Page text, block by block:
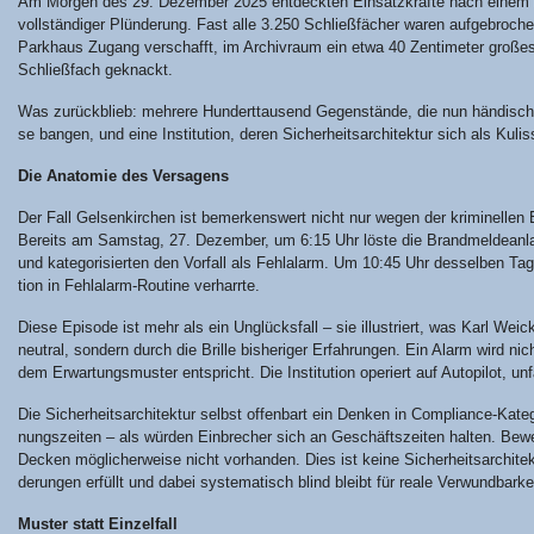
voll­stän­di­ger Plün­de­rung. Fast alle 3.250 Schließ­fä­cher waren
Park­haus Zugang ver­schafft, im Archiv­raum ein etwa 40 Zen­ti­me­ter
Schließ­fach geknackt.
Was zurück­blieb: meh­re­re Hun­dert­tau­send Gegen­stän­de, die nun
se ban­gen, und eine Insti­tu­ti­on, deren Sicher­heits­ar­chi­tek­tur sich als
Die Ana­to­mie des Versagens
Der Fall Gel­sen­kir­chen ist bemer­kens­wert nicht nur wegen der
Bereits am Sams­tag, 27. Dezem­ber, um 6:15 Uhr lös­te die
und kate­go­ri­sier­ten den Vor­fall als Fehl­alarm. Um 10:45 Uhr des­sel­ben
ti­on in Fehl­alarm-Rou­ti­ne verharrte.
Die­se Epi­so­de ist mehr als ein Unglücks­fall – sie illus­triert, was Karl
neu­tral, son­dern durch die Bril­le bis­he­ri­ger Erfah­run­gen. Ein Alarm wird
dem Erwar­tungs­mus­ter ent­spricht. Die Insti­tu­ti­on ope­riert auf Auto­pi­lot,
Die Sicher­heits­ar­chi­tek­tur selbst offen­bart ein Den­ken in Com­pli­ance-
nungs­zei­ten – als wür­den Ein­bre­cher sich an Geschäfts­zei­ten hal­ten.
Decken mög­li­cher­wei­se nicht vor­han­den. Dies ist kei­ne
de­run­gen erfüllt und dabei sys­te­ma­tisch blind bleibt für rea­le
Mus­ter statt Einzelfall